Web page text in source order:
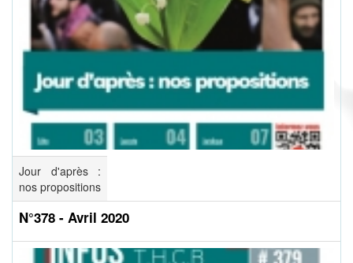
Jour d'après :
nos propositions
N°378 - Avril 2020